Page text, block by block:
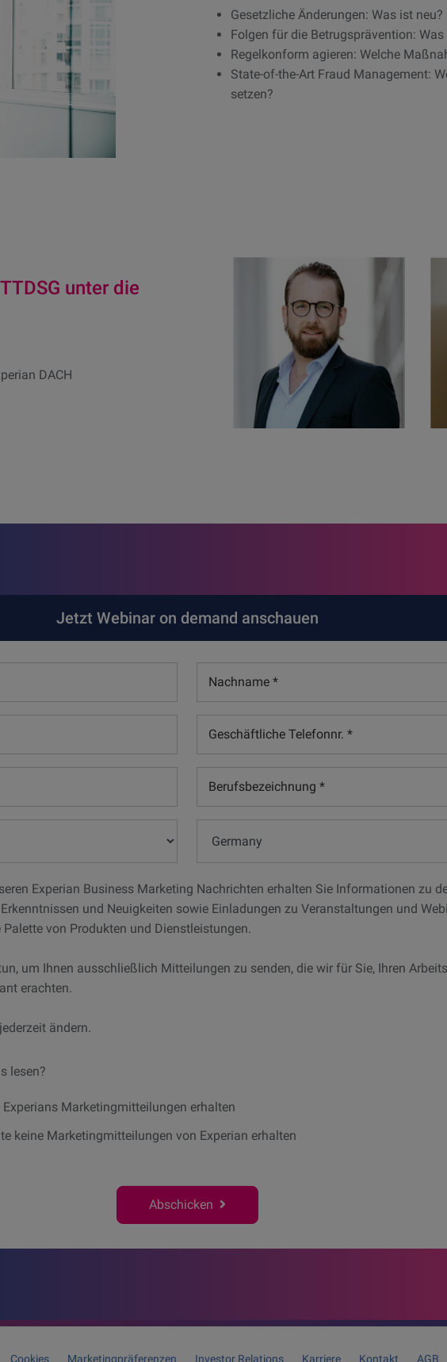
Gesetzliche Änderungen: Was ist neu?
Folgen für die Betrugsprävention:
Regelkonform agieren: Welche
State-of-the-Art Fraud Management:
setzen?
unter die
DACH
Jetzt Webinar on demand anschauen
*
Experian Business Marketing Nachrichten erhalten Sie Informationen zu
und Neuigkeiten sowie Einladungen zu Veranstaltungen und
Palette von Produkten und Dienstleistungen.
um Ihnen ausschließlich Mitteilungen zu senden, die wir für Sie, Ihren
erachten.
ändern.
lesen?
us?
Experians Marketingmitteilungen erhalten
keine Marketingmitteilungen von Experian erhalten
Abschicken
Cookies Marketingpräferenzen Investor Relations Karriere Kontakt AGB